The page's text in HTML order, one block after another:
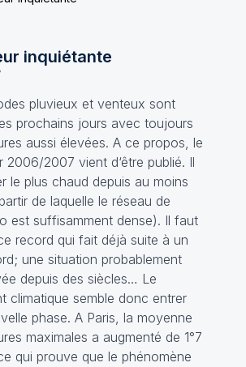
inquiétante
pluvieux et venteux sont
prochains jours avec toujours
aussi élevées. A ce propos, le
2006/2007 vient d‘être publié. Il
le plus chaud depuis au moins
de laquelle le réseau de
est suffisamment dense). Il faut
record qui fait déjà suite à un
une situation probablement
depuis des siècles… Le
climatique semble donc entrer
phase. A Paris, la moyenne
maximales a augmenté de 1°7
qui prouve que le phénomène